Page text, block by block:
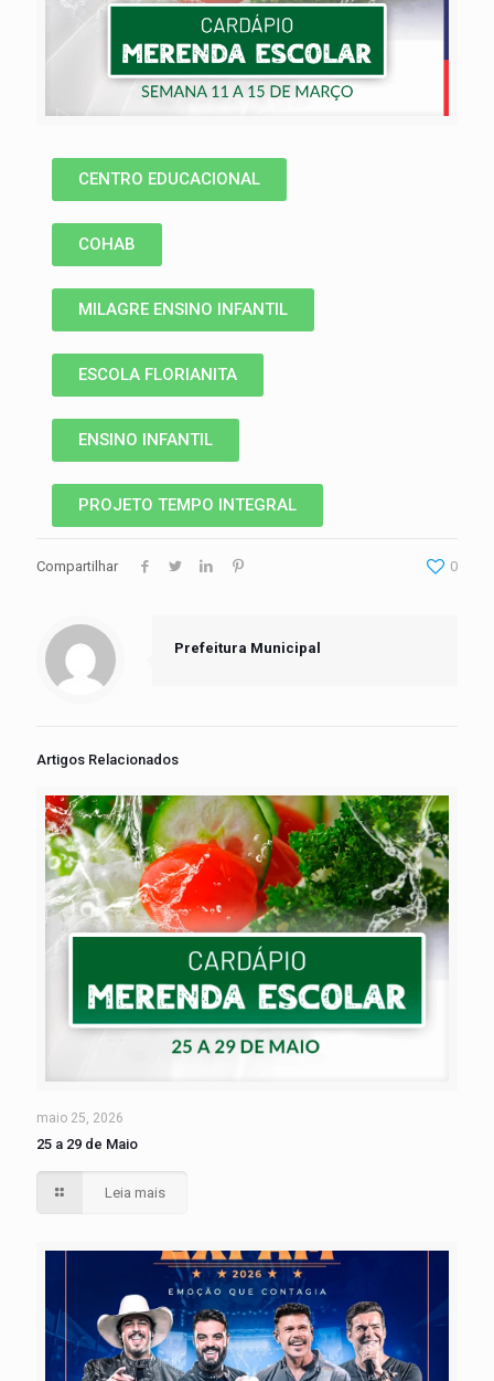
CENTRO EDUCACIONAL
COHAB
MILAGRE ENSINO INFANTIL
ESCOLA FLORIANITA
ENSINO INFANTIL
PROJETO TEMPO INTEGRAL
Compartilhar 0
Prefeitura Municipal
Artigos Relacionados
maio 25, 2026
25 a 29 de Maio
Leia mais